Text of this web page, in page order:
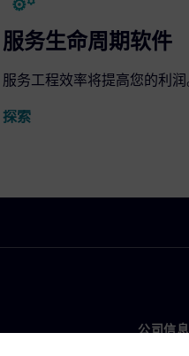
服务生命周期软件
服务工程效率将提高您的利润
探索
公司信息